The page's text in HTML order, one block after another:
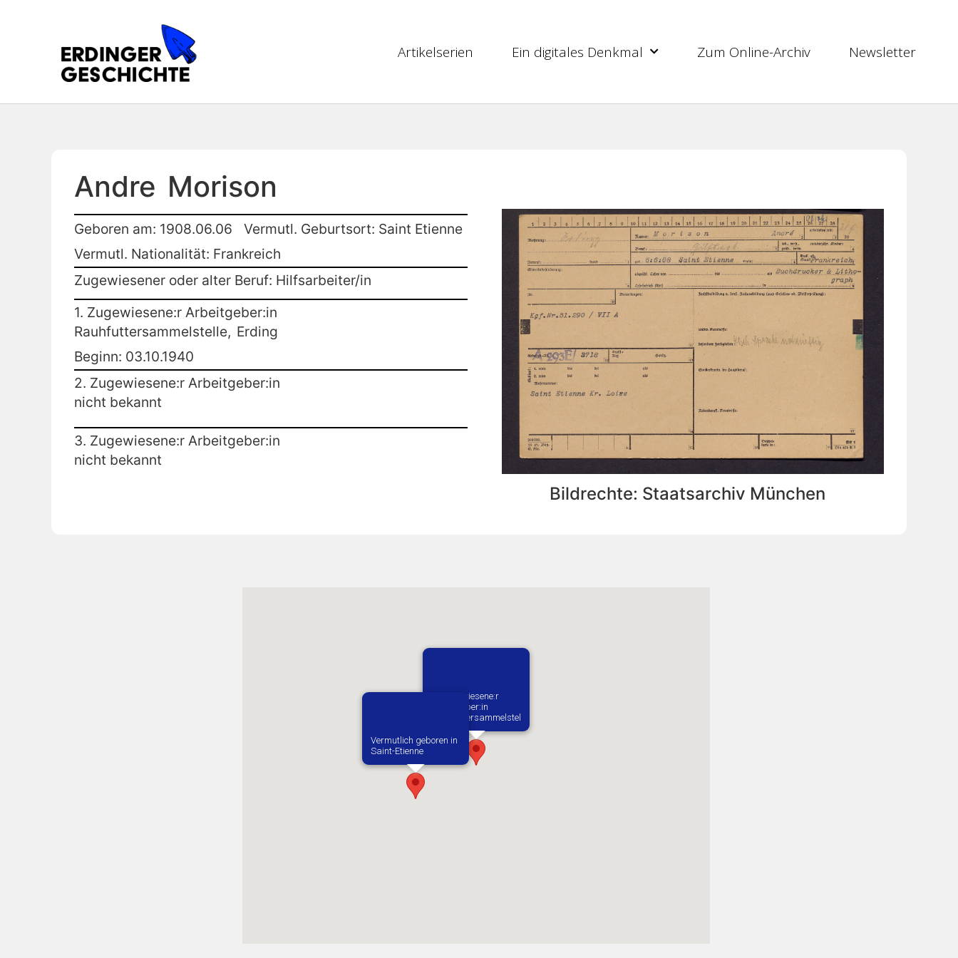
Artikelserien Ein digitales Denkmal Zum Online-Archiv Newsletter
Andre Morison
Geboren am: 1908.06.06
Vermutl. Geburtsort: Saint Etienne
Vermutl. Nationalität: Frankreich
Zugewiesener oder alter Beruf: Hilfsarbeiter/in
1. Zugewiesene:r Arbeitgeber:in
Rauhfuttersammelstelle, Erding
Beginn: 03.10.1940
2. Zugewiesene:r Arbeitgeber:in
nicht bekannt
3. Zugewiesene:r Arbeitgeber:in
nicht bekannt
Bildrechte: Staatsarchiv München
Vermutlich geboren in
Saint-Etienne
1. Zugewiesene:r
Arbeitgeber:in​
Rauhfuttersammelstelle